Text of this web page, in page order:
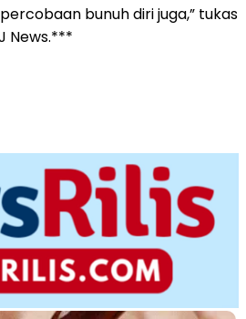
bunuh diri juga,” tukas
News.***